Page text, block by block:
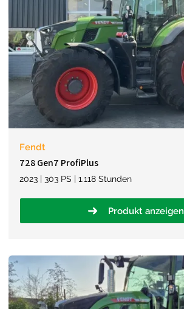
Fendt
728 Gen7 ProfiPlus
2023 | 303 PS | 1.118 Stunden
Produkt anzeigen